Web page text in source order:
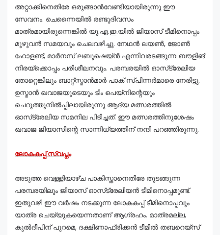
അറ്റാക്കിനെതിരേ ഒരുങ്ങാൻവേണ്ടിയായിരുന്നു ഈ
സേവനം. ചെന്നൈയിൽ രണ്ടുദിവസം
മാത്രമായിരുന്നെങ്കിൽ യു.എ.ഇ.യിൽ ജിയാസ് ടീമിനൊപ്പം
മുഴുവൻ സമയവും ചെലവഴിച്ചു. നേഥൻ ലയൺ, ജോൺ
ഹോളണ്ട്, മാർനസ് ലബൂഷെയ്ൻ എന്നിവരടങ്ങുന്ന ബൗളിങ്
നിരയ്ക്കൊപ്പം പരിശീലനവും. പരമ്പരയിൽ ഓസ്‌ട്രേലിയ
തോറ്റെങ്കിലും ബാറ്റ്‌സ്മാൻമാർ പാക് സ്പിന്നർമാരെ നേരിട്ടു.
ഉസ്മാൻ ഖവാജയുടെയും ടിം പെയ്‌നിന്റെയും
ചെറുത്തുനിൽപ്പിലായിരുന്നു ആദ്യ മത്സരത്തിൽ
ഓസ്‌ട്രേലിയ സമനില പിടിച്ചത്. ഈ മത്സരത്തിനുശേഷം
ഖവാജ ജിയാസിന്റെ സാന്നിധ്യത്തിന് നന്ദി പറഞ്ഞിരുന്നു.
ലോകകപ്പ് സ്വപ്നം
അടുത്ത വെള്ളിയാഴ്ച പാകിസ്താനെതിരേ തുടങ്ങുന്ന
പരമ്പരയിലും ജിയാസ് ഓസ്‌ട്രേലിയൻ ടീമിനൊപ്പമുണ്ട്.
ഇതുവഴി ഈ വർഷം നടക്കുന്ന ലോകകപ്പ് ടീമിനൊപ്പവും
യാത്ര ചെയ്യുകയെന്നതാണ് ആഗ്രഹം. മാത്രമല്ല,
കുൽദീപിന് പുറമെ, ദക്ഷിണാഫ്രിക്കൻ ടീമിൽ തബറെയ്‌സ്